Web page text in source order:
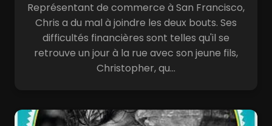
Représentant de commerce à San Francisco,
Chris a du mal à joindre les deux bouts. Ses
difficultés financières sont telles qu'il se
retrouve un jour à la rue avec son jeune fils,
Christopher, qu...